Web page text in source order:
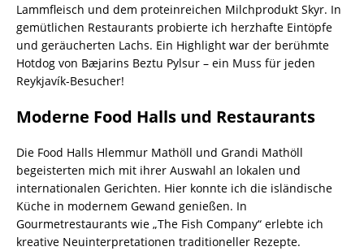
Lammfleisch und dem proteinreichen Milchprodukt Skyr. In
gemütlichen Restaurants probierte ich herzhafte Eintöpfe
und geräucherten Lachs. Ein Highlight war der berühmte
Hotdog von Bæjarins Beztu Pylsur – ein Muss für jeden
Reykjavík-Besucher!
Moderne Food Halls und Restaurants
Die Food Halls Hlemmur Mathöll und Grandi Mathöll
begeisterten mich mit ihrer Auswahl an lokalen und
internationalen Gerichten. Hier konnte ich die isländische
Küche in modernem Gewand genießen. In
Gourmetrestaurants wie „The Fish Company“ erlebte ich
kreative Neuinterpretationen traditioneller Rezepte.